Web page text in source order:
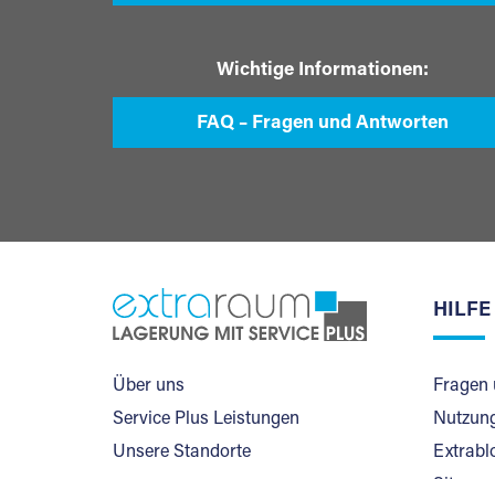
Wichtige Informationen:
FAQ – Fragen und Antworten
Über uns
Service Plus Leistungen
Unsere Standorte
HILFE